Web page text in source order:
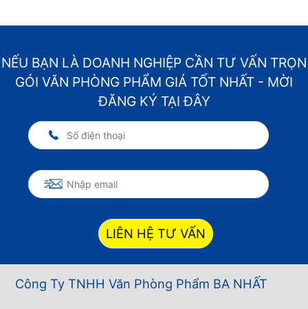
NẾU BẠN LÀ DOANH NGHIỆP CẦN TƯ VẤN TRỌN
GÓI VĂN PHÒNG PHẨM GIÁ TỐT NHẤT - MỜI
ĐĂNG KÝ TẠI ĐÂY
LIÊN HỆ TƯ VẤN
Công Ty TNHH Văn Phòng Phẩm BA NHẤT